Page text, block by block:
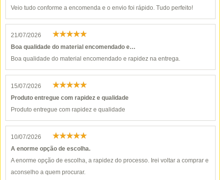
Veio tudo conforme a encomenda e o envio foi rápido. Tudo perfeito!
21/07/2026
Boa qualidade do material encomendado e…
Boa qualidade do material encomendado e rapidez na entrega.
15/07/2026
Produto entregue com rapidez e qualidade
Produto entregue com rapidez e qualidade
10/07/2026
A enorme opção de escolha.
A enorme opção de escolha, a rapidez do processo. Irei voltar a comprar e
aconselho a quem procurar.